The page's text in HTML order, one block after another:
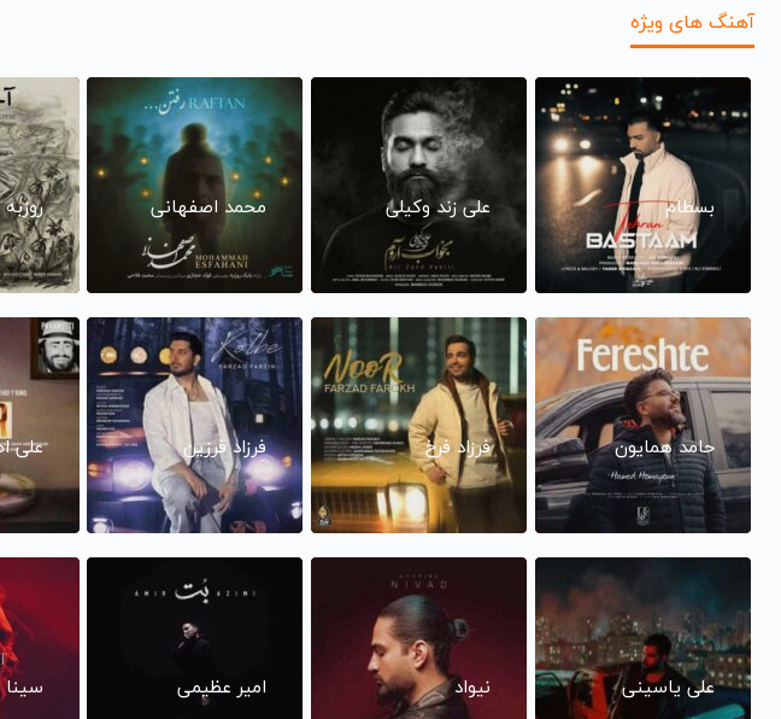
آهنگ های ویژه
بسطام علی زند وکیلی محمد اصفهانی
حامد همایون فرزاد فرخ فرزاد فرزین علی
علی یاسینی نیواد امیر عظیمی سینا